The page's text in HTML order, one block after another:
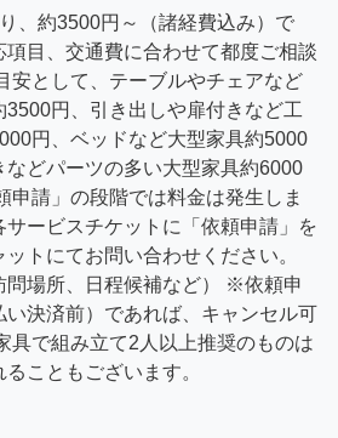
、約3500円～（諸経費込み）で
目、交通費に合わせて都度ご相談
安として、テーブルやチェアなど
円、引き出しや扉付きなど工
円、ベッドなど大型家具約5000
などパーツの多い大型家具約6000
申請」の段階では料金は発生しま
ービスチケットに「依頼申請」を
トにてお問い合わせください。
問場所、日程候補など） ※依頼申
決済前）であれば、キャンセル可
で組み立て2人以上推奨のものは
こともございます。